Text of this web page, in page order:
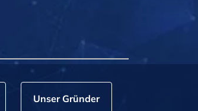
Unser Gründer